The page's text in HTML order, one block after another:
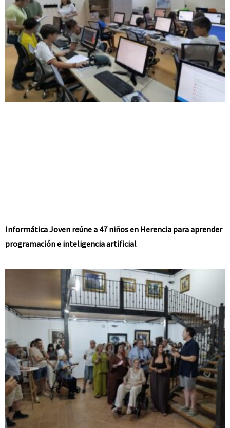
Informática Joven reúne a 47 niños en Herencia para aprender
programación e inteligencia artificial